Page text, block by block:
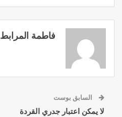
فاطمة المرابط
السابق بوست
لا يمكن اعتبار جدري القردة